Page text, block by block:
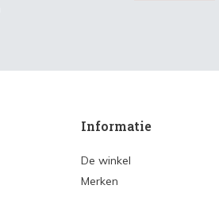
Informatie
De winkel
Merken